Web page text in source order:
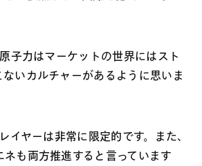
子力はマーケットの世界にはスト
ないカルチャーがあるように思いま
イヤーは非常に限定的です。また、
も両方推進すると言っています